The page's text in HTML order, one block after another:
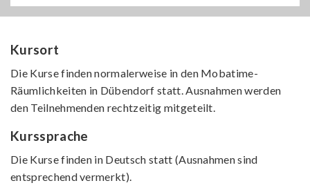
Kursort
Die Kurse finden normalerweise in den Mobatime-
Räumlichkeiten in Dübendorf statt. Ausnahmen werden
den Teilnehmenden rechtzeitig mitgeteilt.
Kurssprache
Die Kurse finden in Deutsch statt (Ausnahmen sind
entsprechend vermerkt).